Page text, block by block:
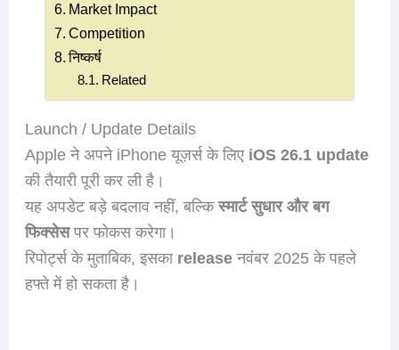
Market Impact
Competition
निष्कर्ष
Related
Launch / Update Details
Apple ने अपने iPhone यूज़र्स के लिए iOS 26.1 update
की तैयारी पूरी कर ली है।
यह अपडेट बड़े बदलाव नहीं, बल्किस्मार्ट सुधार और बग
फिक्सेसपर फोकस करेगा।
रिपोर्ट्स के मुताबिक, इसका releaseनवंबर 2025 के पहले
हफ्ते में हो सकता है।